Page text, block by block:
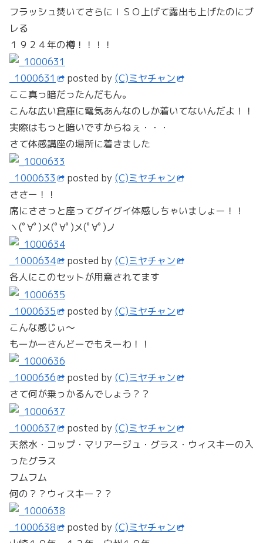
フラッシュ焚いてさらにＩＳＯ上げて露出も上げたのにブ
レる
１９２４年の樽！！！！
_1000631 posted by (C)ミヤチャン
ここ真っ暗だったんだもん。
こんな広い倉庫に電気あんなのしか着いてないんだよ！！
実際はもっと暗いですからねぇ・・・
さて体感講座の場所に着きました
_1000633 posted by (C)ミヤチャン
ささー！！
席にささっと座ってグイグイ体感しちゃいましょー！！
ヽ(ﾟ∀ﾟ)メ(ﾟ∀ﾟ)メ(ﾟ∀ﾟ)ノ
_1000634 posted by (C)ミヤチャン
各人にこのセットが用意されてます
_1000635 posted by (C)ミヤチャン
こんな感じぃ～
もーかーさんどーでもえーわ！！
_1000636 posted by (C)ミヤチャン
さて何が乗っかるんでしょう？？
_1000637 posted by (C)ミヤチャン
天然水・コップ・マリアージュ・グラス・ウィスキーの入
ったグラス
フムフム
何の？？ウィスキー？？
_1000638 posted by (C)ミヤチャン